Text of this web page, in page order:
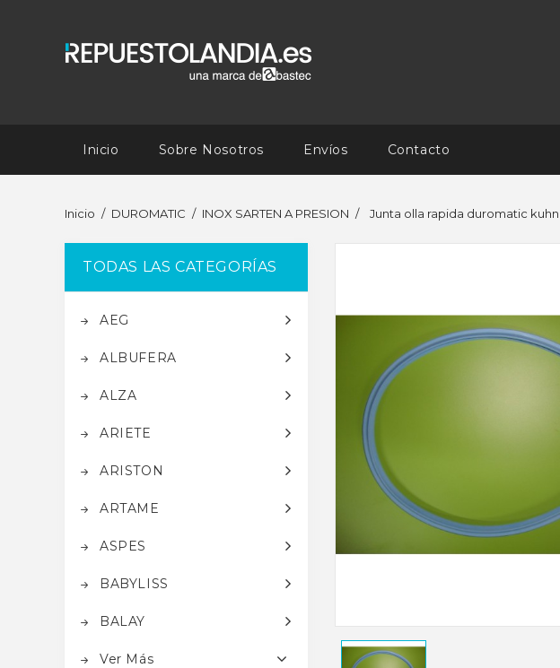
Inicio Sobre Nosotros Envíos Contacto
Inicio DUROMATIC INOX SARTEN A PRESION Junta olla rapida duromatic
TODAS LAS CATEGORÍAS
AEG
ALBUFERA
ALZA
ARIETE
ARISTON
ARTAME
ASPES
BABYLISS
BALAY
Ver Más